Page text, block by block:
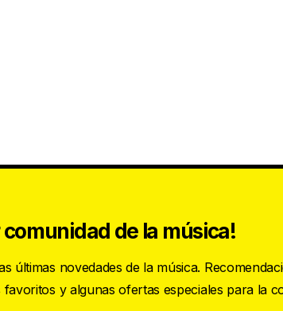
comunidad de la música!
últimas novedades de la música.
y algunas ofertas especiales para la